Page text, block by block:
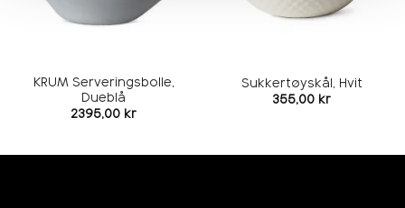
KRUM Serveringsbolle,
Dueblå
2395,00 kr
Sukkertøyskål, Hvit
355,00 kr